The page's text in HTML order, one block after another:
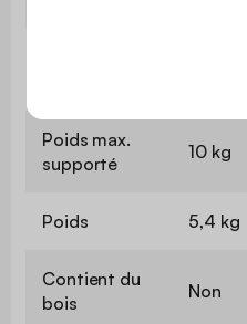
Poids max.
supporté
10 kg
Poids 5,4 kg
Contient du
bois
Non